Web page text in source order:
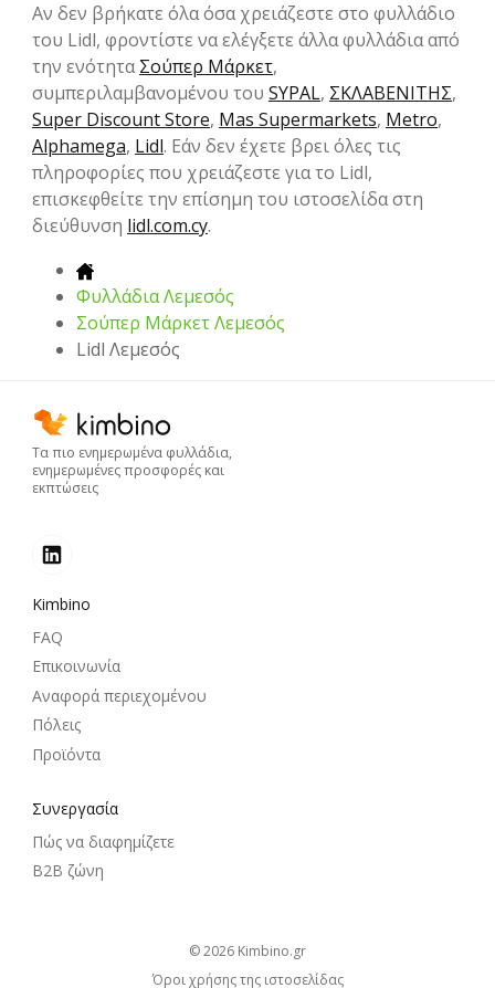
Αν δεν βρήκατε όλα όσα χρειάζεστε στο φυλλάδιο
του Lidl, φροντίστε να ελέγξετε άλλα φυλλάδια από
την ενότηταΣούπερ Μάρκετ,
συμπεριλαμβανομένου του SYPAL, ΣΚΛΑΒΕΝΙΤΗΣ,
Super Discount Store, Mas Supermarkets, Metro,
Alphamega, Lidl. Εάν δεν έχετε βρει όλες τις
πληροφορίες που χρειάζεστε για το Lidl,
επισκεφθείτε την επίσημη του ιστοσελίδα στη
διεύθυνση lidl.com.cy.
Φυλλάδια Λεμεσός
Σούπερ Μάρκετ Λεμεσός
Lidl Λεμεσός
Τα πιο ενημερωμένα φυλλάδια,
ενημερωμένες προσφορές και
εκπτώσεις
Kimbino
FAQ
Επικοινωνία
Αναφορά περιεχομένου
Πόλεις
Προϊόντα
Συνεργασία
Πώς να διαφημίζετε
B2B ζώνη
© 2026
kimbino.gr
Όροι χρήσης της ιστοσελίδας